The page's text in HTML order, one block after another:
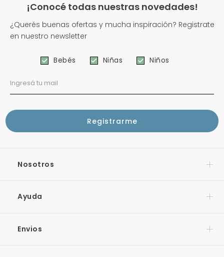
¡Conocé todas nuestras novedades!
¿Querés buenas ofertas y mucha inspiración? Registrate
en nuestro newsletter
Bebés Niñas Niños
Nosotros
Ayuda
Envios